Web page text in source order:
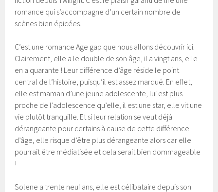
romance qui s’accompagne d’un certain nombre de
scènes bien épicées.
C’est une romance Age gap que nous allons découvrir ici.
Clairement, elle a le double de son âge, il a vingt ans, elle
en a quarante ! Leur différence d’âge réside le point
central de l’histoire, puisqu’il est assez marqué. En effet,
elle est maman d’une jeune adolescente, lui est plus
proche de l’adolescence qu’elle, il est une star, elle vit une
vie plutôt tranquille. Et si leur relation se veut déjà
dérangeante pour certains à cause de cette différence
d’âge, elle risque d’être plus dérangeante alors car elle
pourrait être médiatisée et cela serait bien dommageable
!
Solene a trente neuf ans, elle est célibataire depuis son